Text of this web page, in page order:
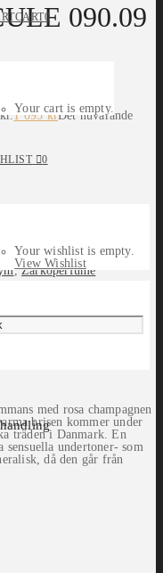
CART0
Your cart is empty.
0
Your wishlist is empty.
View Wishlist
090.09
1 095krDet nuvarande
,Zarkoperfume
med rosa champagnen
brisen kommer under
träden i Danmark. En
undertoner- som
då den går från